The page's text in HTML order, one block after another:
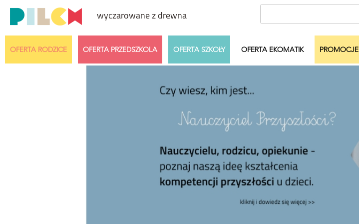
wyczarowane z drewna
Przedział cenowy Wiek dziecka
Pełny zakres
Autor
OFERTA RODZICE OFERTA PRZEDSZKOLA OFERTA SZKOŁY OFERTA EKOMATIK PROMOCJE